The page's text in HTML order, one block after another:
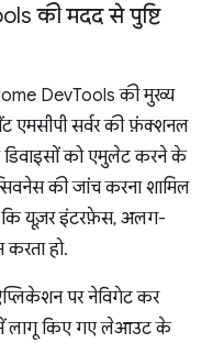
की मदद से पुष्टि
DevTools की मुख्य
एमसीपी सर्वर की फ़ंक्शनल
को एमुलेट करने के
की जांच करना शामिल
कि यूज़र इंटरफ़ेस, अलग-
हो.
पर नेविगेट कर
किए गए लेआउट के